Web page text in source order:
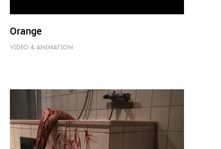
Orange
VIDEO & ANIMATION